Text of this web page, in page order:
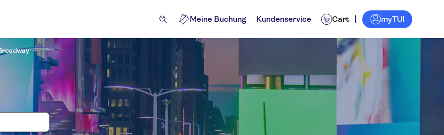
Meine Buchung Kundenservice Cart myTUI